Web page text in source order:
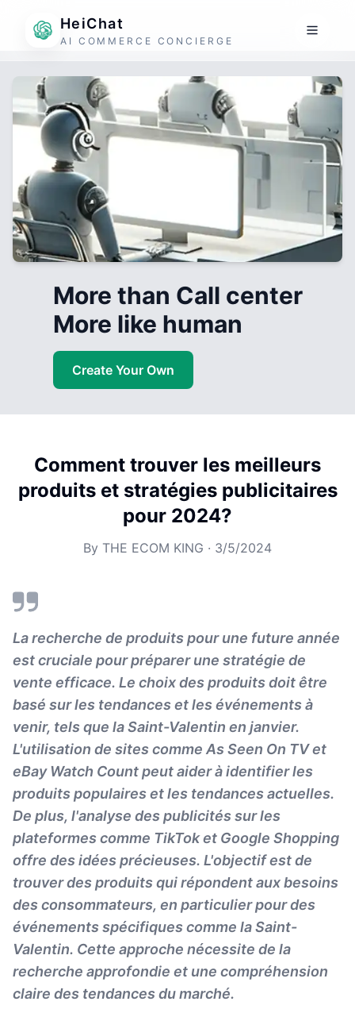
HeiChat
AI COMMERCE CONCIERGE
More than Call center
More like human
Create Your Own
Comment trouver les meilleurs
produits et stratégies publicitaires
pour 2024?
By THE ECOM KING · 3/5/2024
La recherche de produits pour une future année
est cruciale pour préparer une stratégie de
vente efficace. Le choix des produits doit être
basé sur les tendances et les événements à
venir, tels que la Saint-Valentin en janvier.
L'utilisation de sites comme As Seen On TV et
eBay Watch Count peut aider à identifier les
produits populaires et les tendances actuelles.
De plus, l'analyse des publicités sur les
plateformes comme TikTok et Google Shopping
offre des idées précieuses. L'objectif est de
trouver des produits qui répondent aux besoins
des consommateurs, en particulier pour des
événements spécifiques comme la Saint-
Valentin. Cette approche nécessite de la
recherche approfondie et une compréhension
claire des tendances du marché.